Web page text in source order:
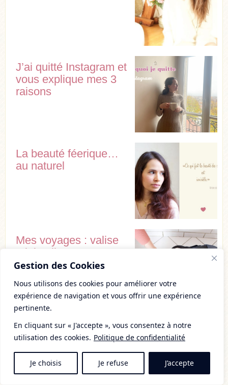
Gestion des Cookies
Nous utilisons des cookies pour améliorer votre
expérience de navigation et vous offrir une expérience
pertinente.
En cliquant sur « J'accepte », vous consentez à notre
utilisation des cookies. Politique de confidentialité
Je choisis Je refuse J’accepte
J’ai quitté Instagram et
vous explique mes 3
raisons
La beauté féerique…
au naturel
Mes voyages : valise
minimaliste +
organisation
10 commentaires
Mélodie
Comme d’habitude, je te lis avec